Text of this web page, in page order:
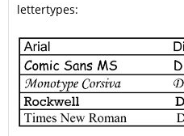
lettertypes: